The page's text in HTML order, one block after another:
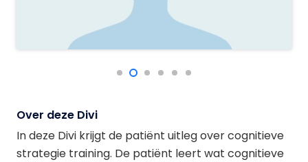
Over deze Divi
In deze Divi krijgt de patiënt uitleg over cognitieve
strategie training. De patiënt leert wat cognitieve